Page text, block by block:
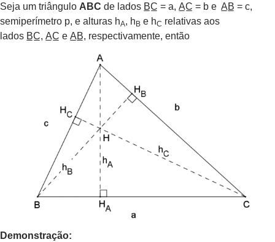
Seja um triângulo ABC de lados B̲C̲ = a, A̲C̲ = b e A̲B̲ = c,
semiperímetro p, e alturas hA, hB e hC relativas aos
lados B̲C̲, A̲C̲ e A̲B̲, respectivamente, então
Demonstração: